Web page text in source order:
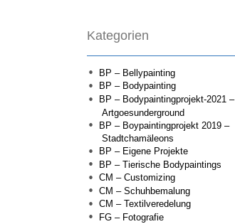
Kategorien
BP – Bellypainting
BP – Bodypainting
BP – Bodypaintingprojekt-2021 –
Artgoesunderground
BP – Boypaintingprojekt 2019 –
Stadtchamäleons
BP – Eigene Projekte
BP – Tierische Bodypaintings
CM – Customizing
CM – Schuhbemalung
CM – Textilveredelung
FG – Fotografie